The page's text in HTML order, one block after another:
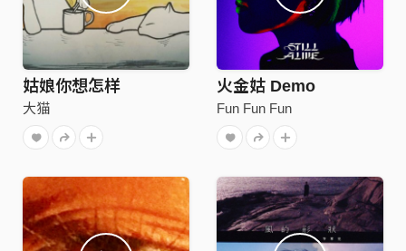
姑娘你想怎样
大猫
火金姑 Demo
Fun Fun Fun